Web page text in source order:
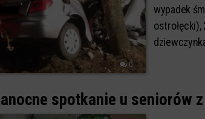
0
wypadek
ostrołęcki),
spotkanie u seniorów z